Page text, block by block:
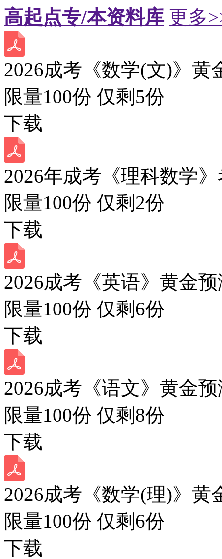
高起点专/本资料库 更多
2026成考《数学(文)》黄
限量100份 仅剩 5份
下载
2026年成考《理科数学
限量100份 仅剩 2份
下载
2026成考《英语》黄金
限量100份 仅剩 6份
下载
2026成考《语文》黄金
限量100份 仅剩 8份
下载
2026成考《数学(理)》黄
限量100份 仅剩 6份
下载